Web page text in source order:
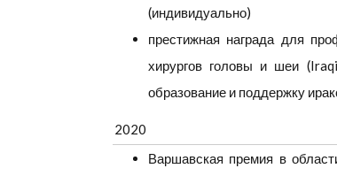
(индивидуально)
престижная награда для
хирургов головы и шеи
образование и поддержку
2020
Варшавская премия в